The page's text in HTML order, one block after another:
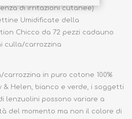
di irritazioni cutanee)
Umidificate della
Chicco da 72 pezzi cadauno
culla/carrozzina
in puro cotone 100%
Helen, bianco e verde, i soggetti
lenzuolini possono variare a
del momento ma non il colore di